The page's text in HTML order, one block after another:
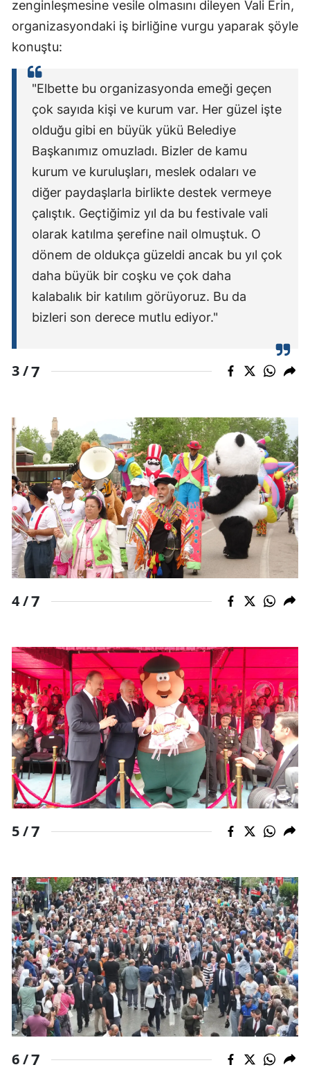
zenginleşmesine vesile olmasını dileyen Vali Erin,
organizasyondaki iş birliğine vurgu yaparak şöyle
konuştu:
"Elbette bu organizasyonda emeği geçen
çok sayıda kişi ve kurum var. Her güzel işte
olduğu gibi en büyük yükü Belediye
Başkanımız omuzladı. Bizler de kamu
kurum ve kuruluşları, meslek odaları ve
diğer paydaşlarla birlikte destek vermeye
çalıştık. Geçtiğimiz yıl da bu festivale vali
olarak katılma şerefine nail olmuştuk. O
dönem de oldukça güzeldi ancak bu yıl çok
daha büyük bir coşku ve çok daha
kalabalık bir katılım görüyoruz. Bu da
bizleri son derece mutlu ediyor."
3 /7
4 /7
5 /7
6 /7